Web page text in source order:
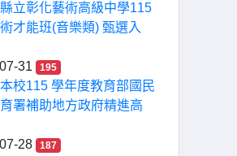
立彰化藝術高級中學115
才能班(音樂類) 甄選入
31
195
校115 學年度教育部國民
署補助地方政府精進高
28
187